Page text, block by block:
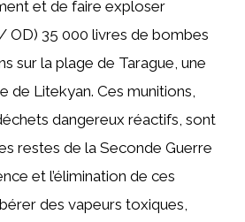
et de faire exploser
OD) 35 000 livres de bombes
sur la plage de Tarague, une
de Litekyan. Ces munitions,
dangereux réactifs, sont
restes de la Seconde Guerre
et l’élimination de ces
des vapeurs toxiques,